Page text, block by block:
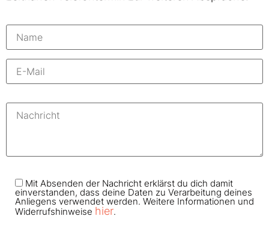
lasse
dieses
lasse
dieses
Feld
leer.
Mit Absenden der Nachricht erklärst du dich damit
einverstanden, dass deine Daten zu Verarbeitung deines
Anliegens verwendet werden. Weitere Informationen und
Widerrufshinweise hier.